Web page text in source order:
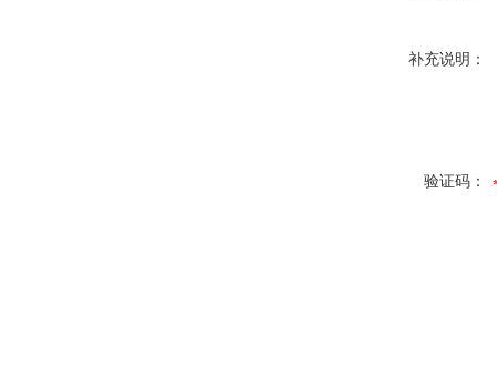
补充说明：
验证码：